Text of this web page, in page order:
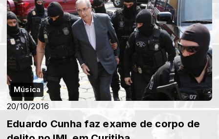
Música
20/10/2016
Eduardo Cunha faz exame de corpo de